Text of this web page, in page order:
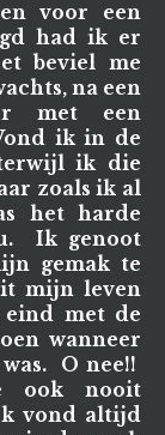
voor een
had ik er
beviel me
na een
met een
ik in de
ik die
zoals ik al
het harde
Ik genoot
gemak te
mijn leven
met de
wanneer
O nee!!
ook nooit
vond altijd